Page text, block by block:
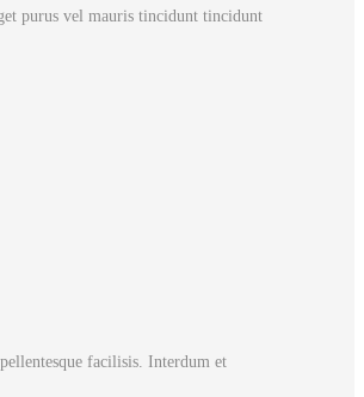
purus vel mauris tincidunt tincidunt
facilisis. Interdum et